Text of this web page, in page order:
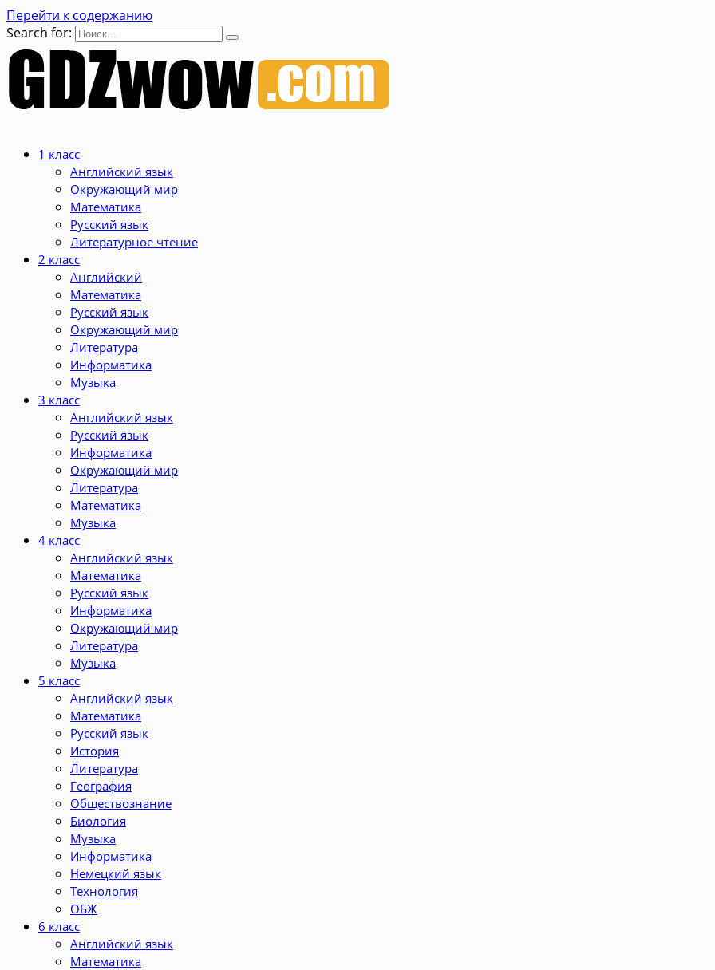
Перейти к содержанию
Search for:
1 класс
Английский язык
Окружающий мир
Математика
Русский язык
Литературное чтение
2 класс
Английский
Математика
Русский язык
Окружающий мир
Литература
Информатика
Музыка
3 класс
Английский язык
Русский язык
Информатика
Окружающий мир
Литература
Математика
Музыка
4 класс
Английский язык
Математика
Русский язык
Информатика
Окружающий мир
Литература
Музыка
5 класс
Английский язык
Математика
Русский язык
История
Литература
География
Обществознание
Биология
Музыка
Информатика
Немецкий язык
Технология
ОБЖ
6 класс
Английский язык
Математика